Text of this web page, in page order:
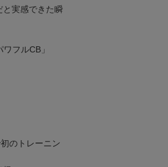
実感できた瞬
フルCB」
のトレーニン